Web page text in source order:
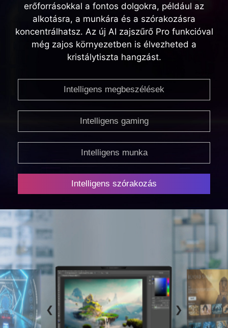
erőforrásokkal a fontos dolgokra, például az
alkotásra, a munkára és a szórakozásra
koncentrálhatsz. Az új AI zajszűrő Pro funkcióval
még zajos környezetben is élvezheted a
kristálytiszta hangzást.
Intelligens megbeszélések
Intelligens gaming
Intelligens munka
Intelligens szórakozás